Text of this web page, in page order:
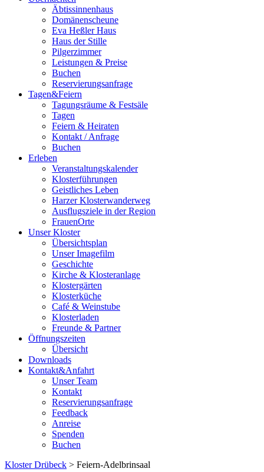
Äbtissinnenhaus
Domänenscheune
Eva Heßler Haus
Haus der Stille
Pilgerzimmer
Leistungen & Preise
Buchen
Reservierungsanfrage
Tagen&Feiern
Tagungsräume & Festsäle
Tagen
Feiern & Heiraten
Kontakt / Anfrage
Buchen
Erleben
Veranstaltungskalender
Klosterführungen
Geistliches Leben
Harzer Klosterwanderweg
Ausflugsziele in der Region
FrauenOrte
Unser Kloster
Übersichtsplan
Unser Imagefilm
Geschichte
Kirche & Klosteranlage
Klostergärten
Klosterküche
Café & Weinstube
Klosterladen
Freunde & Partner
Öffnungszeiten
Übersicht
Downloads
Kontakt&Anfahrt
Unser Team
Kontakt
Reservierungsanfrage
Feedback
Anreise
Spenden
Buchen
Kloster Drübeck > Feiern-Adelbrinsaal